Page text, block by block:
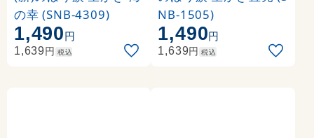
の幸 (SNB-4309)
1,490円
1,639円 税込
NB-1505)
1,490円
1,639円 税込